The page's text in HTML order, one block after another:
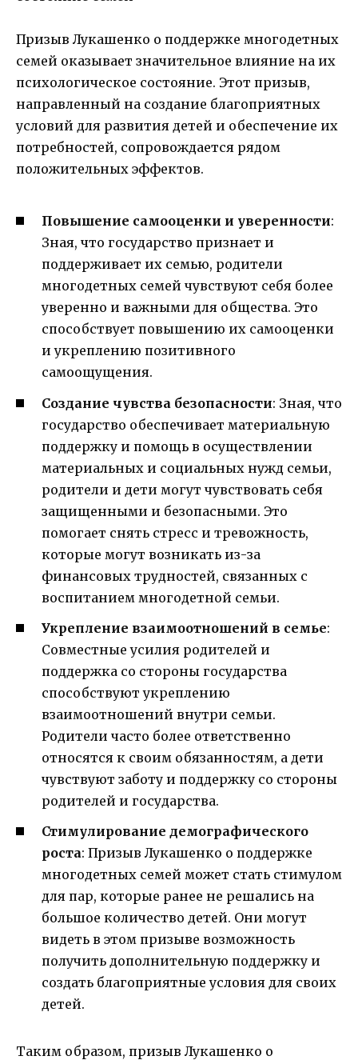
Призыв Лукашенко о поддержке многодетных
семей оказывает значительное влияние на их
психологическое состояние. Этот призыв,
направленный на создание благоприятных
условий для развития детей и обеспечение их
потребностей, сопровождается рядом
положительных эффектов.
Повышение самооценки и уверенности:
Зная, что государство признает и
поддерживает их семью, родители
многодетных семей чувствуют себя более
уверенно и важными для общества. Это
способствует повышению их самооценки
и укреплению позитивного
самоощущения.
Создание чувства безопасности: Зная, что
государство обеспечивает материальную
поддержку и помощь в осуществлении
материальных и социальных нужд семьи,
родители и дети могут чувствовать себя
защищенными и безопасными. Это
помогает снять стресс и тревожность,
которые могут возникать из-за
финансовых трудностей, связанных с
воспитанием многодетной семьи.
Укрепление взаимоотношений в семье:
Совместные усилия родителей и
поддержка со стороны государства
способствуют укреплению
взаимоотношений внутри семьи.
Родители часто более ответственно
относятся к своим обязанностям, а дети
чувствуют заботу и поддержку со стороны
родителей и государства.
Стимулирование демографического
роста: Призыв Лукашенко о поддержке
многодетных семей может стать стимулом
для пар, которые ранее не решались на
большое количество детей. Они могут
видеть в этом призыве возможность
получить дополнительную поддержку и
создать благоприятные условия для своих
детей.
Таким образом, призыв Лукашенко о